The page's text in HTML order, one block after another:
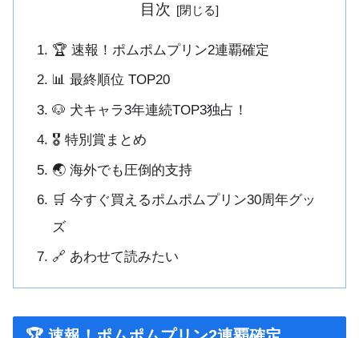
目次
🏆 速報！ポムポムプリン2連覇確定
📊 最終順位 TOP20
🐶 犬キャラ3年連続TOP3独占！
🎖 特別賞まとめ
🌏 海外でも圧倒的支持
🛒 今すぐ買えるポムポムプリン30周年グッ
ズ
🔗 あわせて読みたい